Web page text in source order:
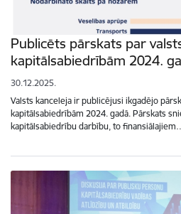
Publicēts pārskats par
kapitālsabiedrībām 2024.
30.12.2025.
Valsts kanceleja ir publicējusi ikgadējo
kapitālsabiedrībām 2024. gadā. Pārskats
kapitālsabiedrību darbību, to